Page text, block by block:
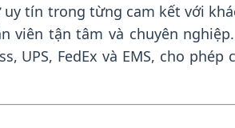
tín trong từng cam kết với
viên tận tâm và chuyên
UPS, FedEx và EMS, cho